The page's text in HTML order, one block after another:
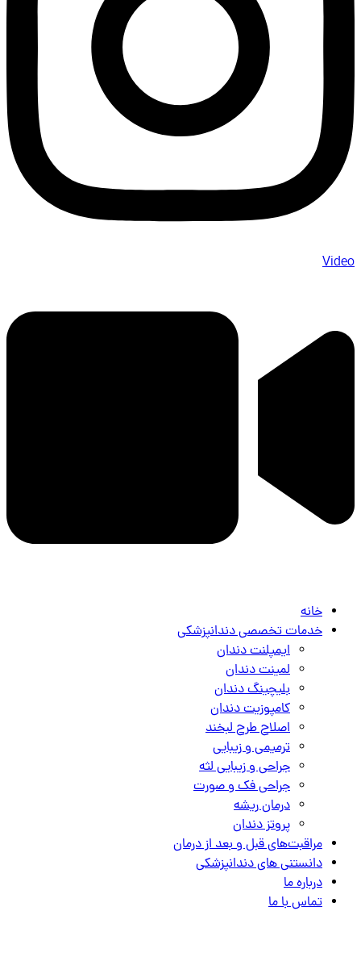
Video
خانه
خدمات تخصصی دندانپزشکی
ایمپلنت دندان
لمینت دندان
بلیچینگ دندان
کامپوزیت دندان
اصلاح طرح لبخند
ترمیمی و زیبایی
جراحی و زیبایی لثه
جراحی فک و صورت
درمان ریشه
پروتز دندان
مراقبت‌های قبل و بعد از درمان
دانستنی های دندانپزشکی
درباره ما
تماس با ما